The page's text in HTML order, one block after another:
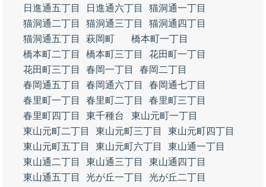
日進通五丁目
日進通六丁目
猫洞通一丁目
猫洞通二丁目
猫洞通三丁目
猫洞通四丁目
猫洞通五丁目
萩岡町
橋本町一丁目
橋本町二丁目
橋本町三丁目
花田町一丁目
花田町三丁目
春岡一丁目
春岡二丁目
春岡通五丁目
春岡通六丁目
春岡通七丁目
春里町一丁目
春里町二丁目
春里町三丁目
春里町四丁目
東千種台
東山元町一丁目
東山元町二丁目
東山元町三丁目
東山元町四丁目
東山元町五丁目
東山元町六丁目
東山通一丁目
東山通二丁目
東山通三丁目
東山通四丁目
東山通五丁目
光が丘一丁目
光が丘二丁目